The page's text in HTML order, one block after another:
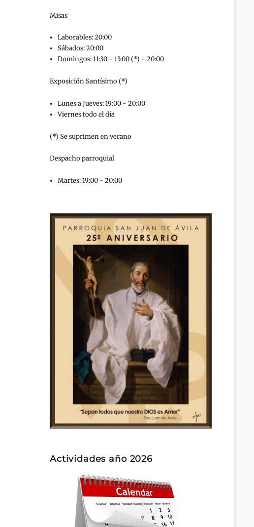
Misas
Laborables: 20:00
Sábados: 20:00
Domingos: 11:30 - 13:00 (*) - 20:00
Exposición Santísimo (*)
Lunes a Jueves: 19:00 - 20:00
Viernes todo el día
(*) Se suprimen en verano
Despacho parroquial
Martes: 19:00 - 20:00
Actividades año 2026